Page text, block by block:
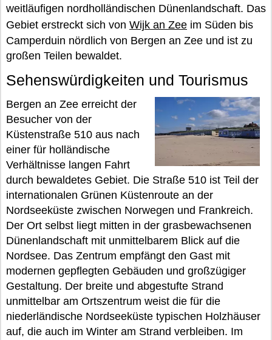
weitläufigen nordholländischen Dünenlandschaft. Das
Gebiet erstreckt sich von Wijk an Zee im Süden bis
Camperduin nördlich von Bergen an Zee und ist zu
großen Teilen bewaldet.
Sehenswürdigkeiten und Tourismus
Bergen an Zee erreicht der
Besucher von der
Küstenstraße 510 aus nach
einer für holländische
Verhältnisse langen Fahrt
durch bewaldetes Gebiet. Die Straße 510 ist Teil der
internationalen Grünen Küstenroute an der
Nordseeküste zwischen Norwegen und Frankreich.
Der Ort selbst liegt mitten in der grasbewachsenen
Dünenlandschaft mit unmittelbarem Blick auf die
Nordsee. Das Zentrum empfängt den Gast mit
modernen gepflegten Gebäuden und großzügiger
Gestaltung. Der breite und abgestufte Strand
unmittelbar am Ortszentrum weist die für die
niederländische Nordseeküste typischen Holzhäuser
auf, die auch im Winter am Strand verbleiben. Im